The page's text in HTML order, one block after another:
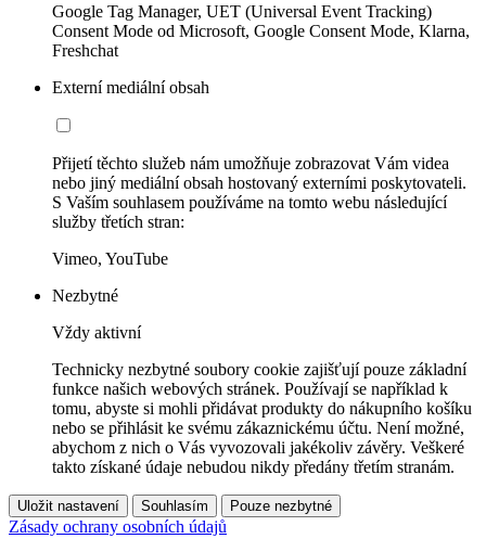
Google Tag Manager, UET (Universal Event Tracking)
Consent Mode od Microsoft, Google Consent Mode, Klarna,
Freshchat
Externí mediální obsah
Přijetí těchto služeb nám umožňuje zobrazovat Vám videa
nebo jiný mediální obsah hostovaný externími poskytovateli.
S Vaším souhlasem používáme na tomto webu následující
služby třetích stran:
Vimeo, YouTube
Nezbytné
Vždy aktivní
Technicky nezbytné soubory cookie zajišťují pouze základní
funkce našich webových stránek. Používají se například k
tomu, abyste si mohli přidávat produkty do nákupního košíku
nebo se přihlásit ke svému zákaznickému účtu. Není možné,
abychom z nich o Vás vyvozovali jakékoliv závěry. Veškeré
takto získané údaje nebudou nikdy předány třetím stranám.
Uložit nastavení Souhlasím Pouze nezbytné
Zásady ochrany osobních údajů